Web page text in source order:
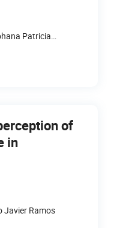
Patricia
of
in
Javier Ramos